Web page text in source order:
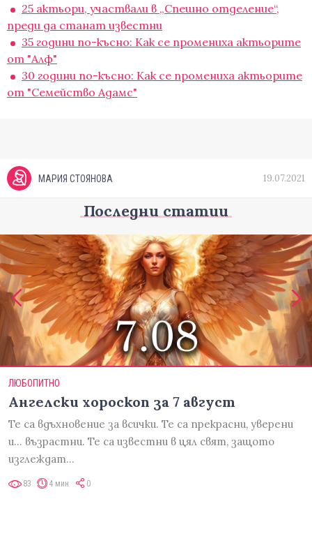
25 актьори, участвали в „Спешно отделение“,
преди да станат известни
35 години по-късно: Как се промениха актьорите
от "Алф"
30 години по-късно: Как се промениха актьорите
от "Семейство Адамс"
МАРИЯ СТОЯНОВА 19.07.2021
Последни статии
ЛЮБОПИТНО
Ангелски хороскоп за 7 август
Те са вдъхновение за всички. Те са прекрасни, уверени
и... възрастни. Те са известни в цял свят, защото
изглеждат…
83 4 мин 0